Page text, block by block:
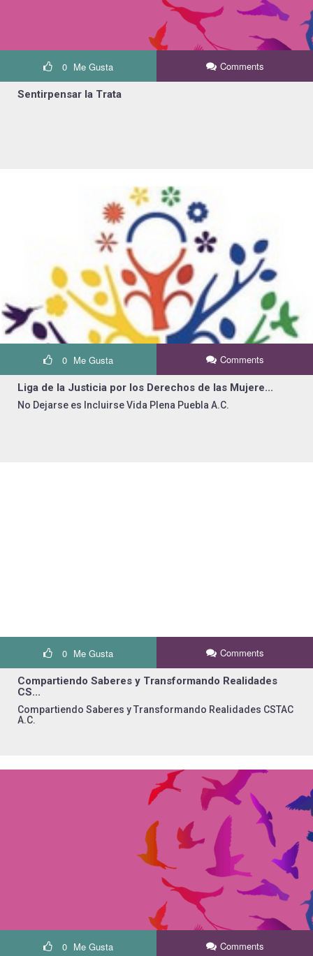
0 Me Gusta Comments
Sentirpensar la Trata
0 Me Gusta Comments
Liga de la Justicia por los Derechos de las Mujere...
No Dejarse es Incluirse Vida Plena Puebla A.C.
0 Me Gusta Comments
Compartiendo Saberes y Transformando Realidades
CS...
Compartiendo Saberes y Transformando Realidades CSTAC
A.C.
0 Me Gusta Comments